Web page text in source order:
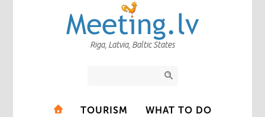
Riga, Latvia, Baltic States
TOURISM
WHAT TO DO